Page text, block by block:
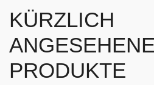
KÜRZLICH
ANGESEHENE
PRODUKTE